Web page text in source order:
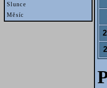
Slunce
Měsíc